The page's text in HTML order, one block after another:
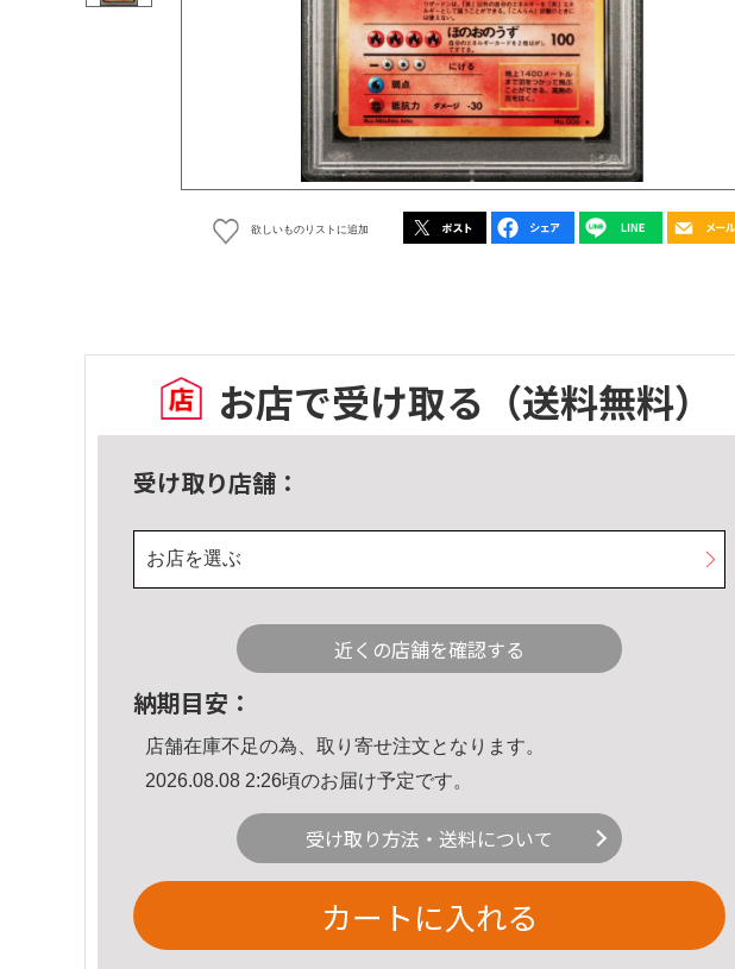
欲しいものリストに追加
お店で受け取る （送料無料）
受け取り店舗：
お店を選ぶ
近くの店舗を確認する
納期目安：
店舗在庫不足の為、取り寄せ注文となります。
2026.08.08 2:26頃のお届け予定です。
受け取り方法・送料について
カートに入れる